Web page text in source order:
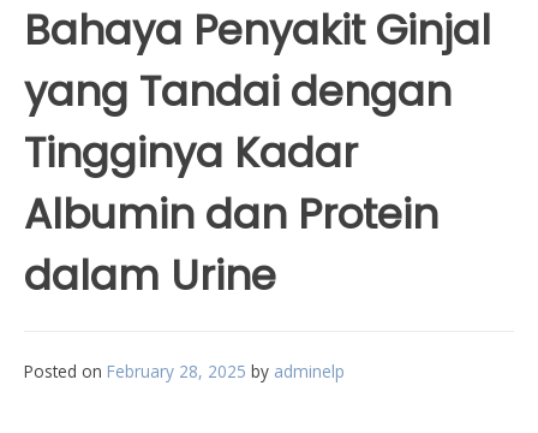
Bahaya Penyakit Ginjal
yang Tandai dengan
Tingginya Kadar
Albumin dan Protein
dalam Urine
Posted on February 28, 2025 by adminelp